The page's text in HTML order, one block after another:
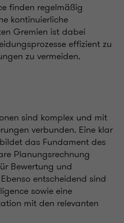
finden regelmäßig
kontinuierliche
Gremien ist dabei
effizient zu
zu vermeiden.
sind komplex und mit
verbunden. Eine klar
das Fundament des
Planungsrechnung
Bewertung und
entscheidend sind
sowie eine
mit den relevanten